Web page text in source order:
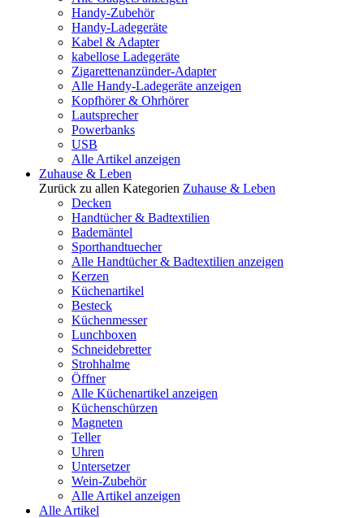
Handy-Zubehör
Handy-Ladegeräte
Kabel & Adapter
kabellose Ladegeräte
Zigarettenanzünder-Adapter
Alle Handy-Ladegeräte anzeigen
Kopfhörer & Ohrhörer
Lautsprecher
Powerbanks
USB
Alle Artikel anzeigen
Zuhause & Leben
Zurück zu allen Kategorien Zuhause & Leben
Decken
Handtücher & Badtextilien
Bademäntel
Sporthandtuecher
Alle Handtücher & Badtextilien anzeigen
Kerzen
Küchenartikel
Besteck
Küchenmesser
Lunchboxen
Schneidebretter
Strohhalme
Öffner
Alle Küchenartikel anzeigen
Küchenschürzen
Magneten
Teller
Uhren
Untersetzer
Wein-Zubehör
Alle Artikel anzeigen
Alle Artikel